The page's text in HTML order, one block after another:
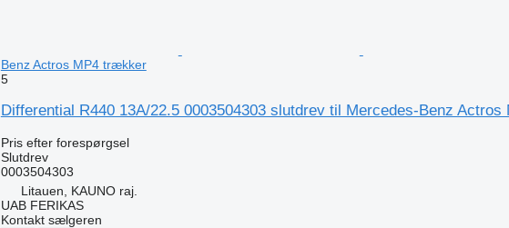
Benz Actros MP4 trækker
5
Differential R440 13A/22.5 0003504303 slutdrev til Mercedes-Benz
Pris efter forespørgsel
Slutdrev
0003504303
Litauen, KAUNO raj.
UAB FERIKAS
Kontakt sælgeren